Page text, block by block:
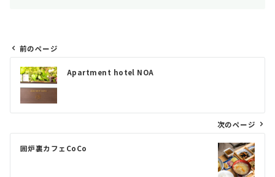
投
稿
ナ
ゲ
前のページ
Apartment hotel NOA
次のページ
囲炉裏カフェCoCo